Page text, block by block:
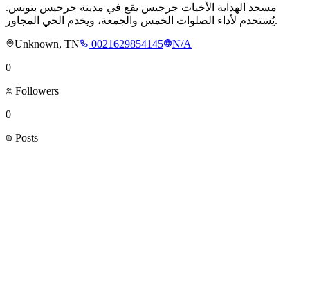
مسجد الهداية الأخيات جرجيس يقع في مدينة جرجيس بتونس.
يُستخدم لأداء الصلوات الخمس والجمعة، ويخدم الحي المجاور.
Unknown, TN
0021629854145
N/A
0
Followers
0
Posts